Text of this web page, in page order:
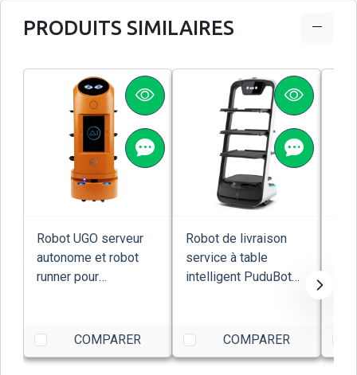
PRODUITS SIMILAIRES
Robot UGO serveur
autonome et robot
runner pour
COMPARER
Robot de livraison
service à table
intelligent PuduBot
COMPARER